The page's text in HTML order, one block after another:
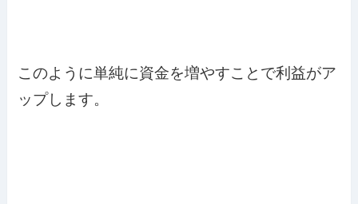
このように単純に資金を増やすことで利益がア
ップします。